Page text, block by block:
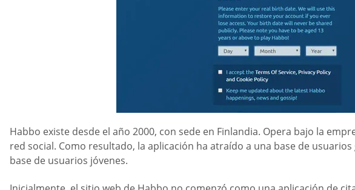
Habbo existe desde el año 2000, con sede en Finlandia. Opera bajo la
red social. Como resultado, la aplicación ha atraído a una base de
base de usuarios jóvenes.